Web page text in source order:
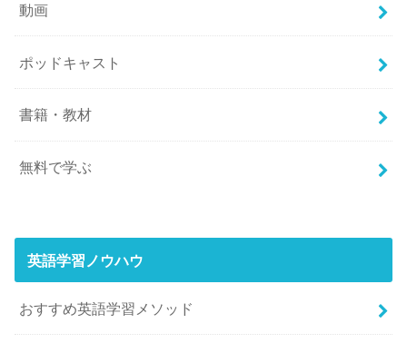
動画
ポッドキャスト
書籍・教材
無料で学ぶ
英語学習ノウハウ
おすすめ英語学習メソッド